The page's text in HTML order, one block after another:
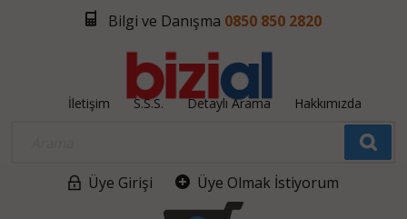
Bilgi ve Danışma 0850 850 2820
İletişim S.S.S. Detaylı Arama Hakkımızda
Üye Girişi Üye Olmak İstiyorum